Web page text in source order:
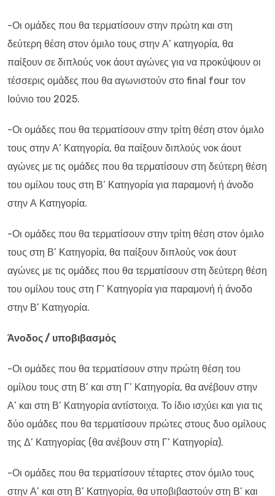
-Οι ομάδες που θα τερματίσουν στην πρώτη και στη
δεύτερη θέση στον όμιλο τους στην Α’ κατηγορία, θα
παίξουν σε διπλούς νοκ άουτ αγώνες για να προκύψουν οι
τέσσερις ομάδες που θα αγωνιστούν στο final four τον
Ιούνιο του 2025.
-Οι ομάδες που θα τερματίσουν στην τρίτη θέση στον όμιλο
τους στην Α’ Κατηγορία, θα παίξουν διπλούς νοκ άουτ
αγώνες με τις ομάδες που θα τερματίσουν στη δεύτερη θέση
του ομίλου τους στη Β’ Κατηγορία για παραμονή ή άνοδο
στην Α Κατηγορία.
-Οι ομάδες που θα τερματίσουν στην τρίτη θέση στον όμιλο
τους στη Β’ Κατηγορία, θα παίξουν διπλούς νοκ άουτ
αγώνες με τις ομάδες που θα τερματίσουν στη δεύτερη θέση
του ομίλου τους στη Γ’ Κατηγορία για παραμονή ή άνοδο
στην Β’ Κατηγορία.
Άνοδος / υποβιβασμός
-Οι ομάδες που θα τερματίσουν στην πρώτη θέση του
ομίλου τους στη Β’ και στη Γ’ Κατηγορία, θα ανέβουν στην
Α’ και στη Β’ Κατηγορία αντίστοιχα. Το ίδιο ισχύει και για τις
δύο ομάδες που θα τερματίσουν πρώτες στους δυο ομίλους
της Δ’ Κατηγορίας (θα ανέβουν στη Γ’ Κατηγορία).
-Οι ομάδες που θα τερματίσουν τέταρτες στον όμιλο τους
στην Α’ και στη Β’ Κατηγορία, θα υποβιβαστούν στη Β’ και